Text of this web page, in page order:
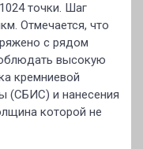
точки. Шаг
Отмечается, что
с рядом
высокую
кремниевой
(СБИС) и нанесения
которой не